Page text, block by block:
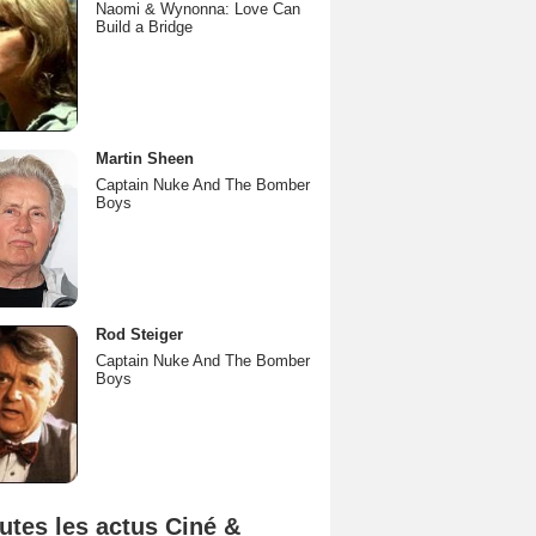
Naomi & Wynonna: Love Can
Build a Bridge
Martin Sheen
Captain Nuke And The Bomber
Boys
Rod Steiger
Captain Nuke And The Bomber
Boys
les actus Ciné &